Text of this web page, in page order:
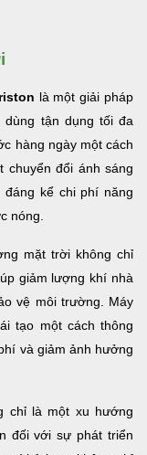
là một giải pháp
tận dụng tối đa
hàng ngày một cách
chuyển đổi ánh sáng
đáng kể chi phí năng
nóng.
mặt trời không chỉ
giảm lượng khí nhà
vệ môi trường. Máy
tạo một cách thông
và giảm ảnh hưởng
chỉ là một xu hướng
đối với sự phát triển